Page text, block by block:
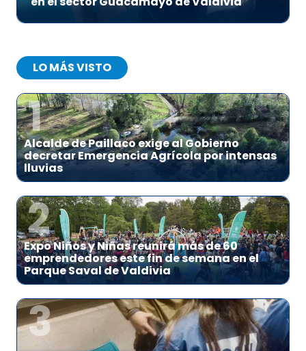
LO MÁS VISTO
1
Alcalde de Paillaco exige al Gobierno
decretar Emergencia Agrícola por intensas
lluvias
2
Expo Niños y Niñas reunirá más de 60
emprendedores este fin de semana en el
Parque Saval de Valdivia
3